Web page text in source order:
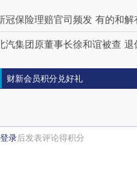
冠保险理赔官司频发 有的和
汽集团原董事长徐和谊被查 退
财新会员积分兑好礼
登录后发表评论得积分